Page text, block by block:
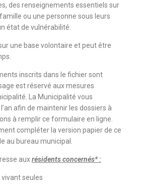
des renseignements essentiels sur
ou une personne sous leurs
état de vulnérabilité.
une base volontaire et peut être
inscrits dans le fichier sont
est réservé aux mesures
La Municipalité vous
afin de maintenir les dossiers à
à remplir ce formulaire en ligne.
compléter la version papier de ce
au bureau municipal.
auxrésidents concernés* :
seules